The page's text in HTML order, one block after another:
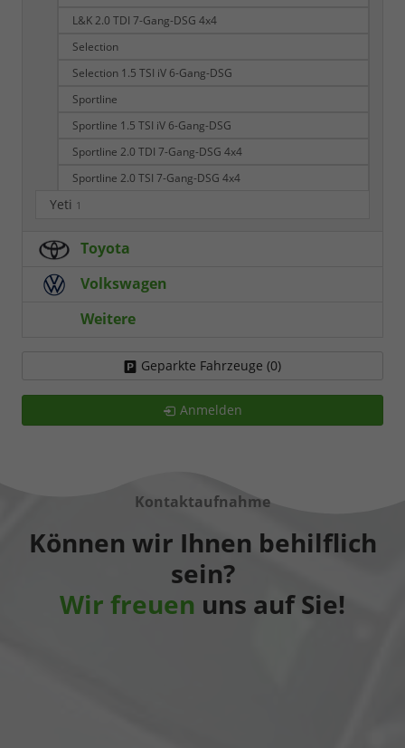
L&K 2.0 TDI 7-Gang-DSG 4x4
Selection
Selection 1.5 TSI iV 6-Gang-DSG
Sportline
Sportline 1.5 TSI iV 6-Gang-DSG
Sportline 2.0 TDI 7-Gang-DSG 4x4
Sportline 2.0 TSI 7-Gang-DSG 4x4
Yeti 1
Toyota
Volkswagen
Weitere
Geparkte Fahrzeuge (0)
Anmelden
Kontaktaufnahme
Können wir Ihnen behilflich
sein?
Wir freuen uns auf Sie!